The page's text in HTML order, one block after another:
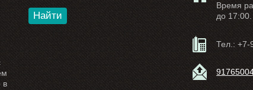
в
Найти
Время
до 17:00.
Тел.:+7-